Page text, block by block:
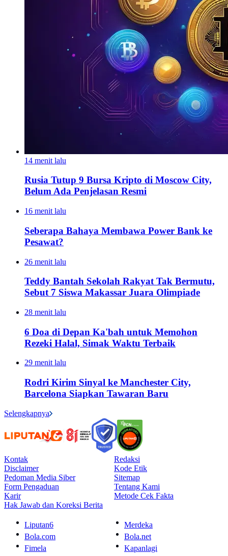
14 menit lalu
Rusia Tutup 9 Bursa Kripto di Moscow City,
Belum Ada Penjelasan Resmi
16 menit lalu
Seberapa Bahaya Membawa Power Bank ke
Pesawat?
26 menit lalu
Teddy Bantah Sekolah Rakyat Tak Bermutu,
Sebut 7 Siswa Makassar Juara Olimpiade
28 menit lalu
6 Doa di Depan Ka'bah untuk Memohon
Rezeki Halal, Simak Waktu Terbaik
29 menit lalu
Rodri Kirim Sinyal ke Manchester City,
Barcelona Siapkan Tawaran Baru
Selengkapnya
Kontak
Redaksi
Disclaimer
Kode Etik
Pedoman Media Siber
Sitemap
Form Pengaduan
Tentang Kami
Karir
Metode Cek Fakta
Hak Jawab dan Koreksi Berita
Liputan6
Merdeka
Bola.com
Bola.net
Fimela
Kapanlagi